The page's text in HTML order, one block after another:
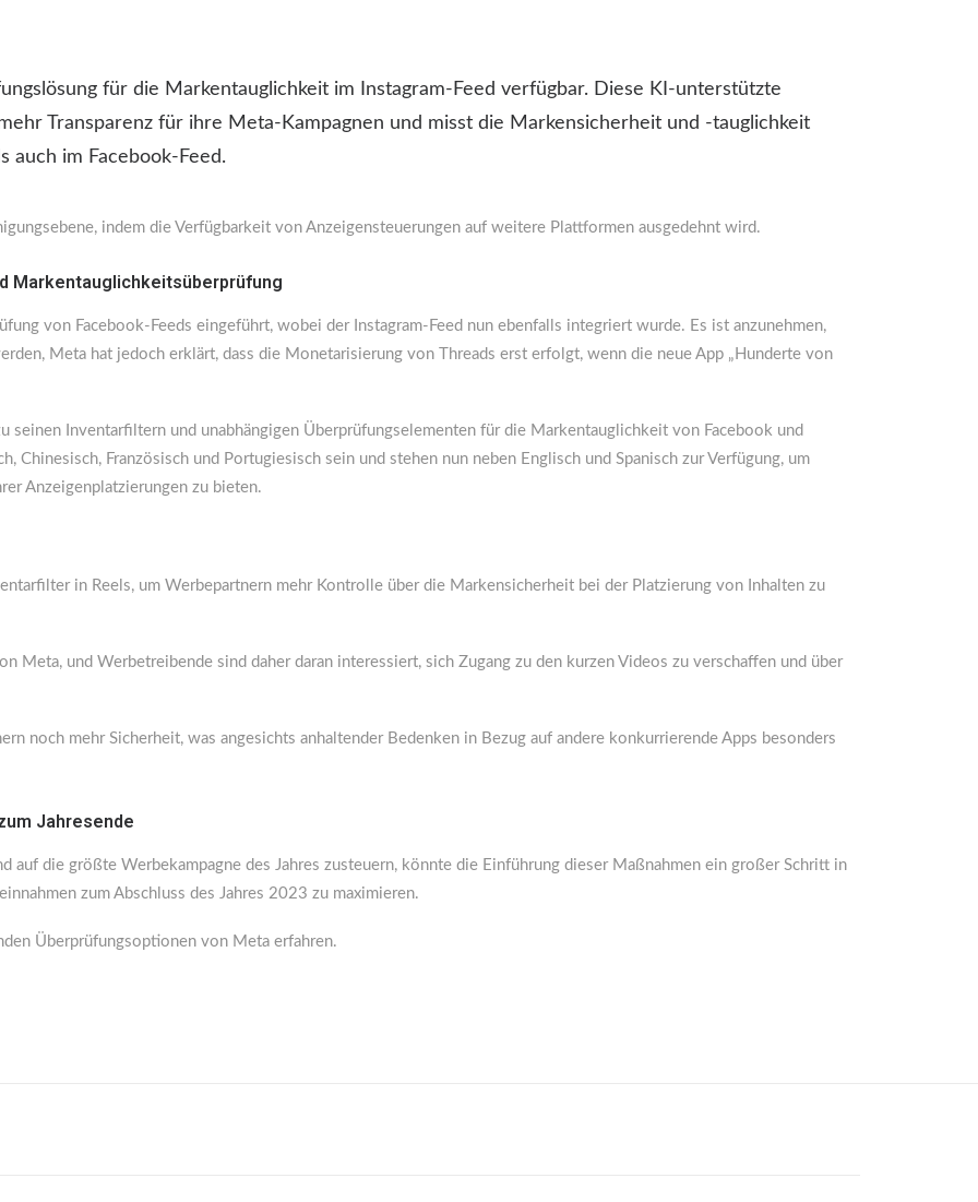
für die Markentauglichkeit im Instagram-Feed verfügbar. Diese KI-unterstützte
Transparenz für ihre Meta-Kampagnen und misst die Markensicherheit und -tauglichkeit
auch im Facebook-Feed.
indem die Verfügbarkeit von Anzeigensteuerungen auf weitere Plattformen ausgedehnt wird.
Markentauglichkeitsüberprüfung
von Facebook-Feeds eingeführt, wobei der Instagram-Feed nun ebenfalls integriert wurde. Es ist anzunehmen,
Meta hat jedoch erklärt, dass die Monetarisierung von Threads erst erfolgt, wenn die neue App „Hunderte von
seinen Inventarfiltern und unabhängigen Überprüfungselementen für die Markentauglichkeit von Facebook und
Chinesisch, Französisch und Portugiesisch sein und stehen nun neben Englisch und Spanisch zur Verfügung, um
Anzeigenplatzierungen zu bieten.
in Reels, um Werbepartnern mehr Kontrolle über die Markensicherheit bei der Platzierung von Inhalten zu
Meta, und Werbetreibende sind daher daran interessiert, sich Zugang zu den kurzen Videos zu verschaffen und über
noch mehr Sicherheit, was angesichts anhaltender Bedenken in Bezug auf andere konkurrierende Apps besonders
Jahresende
auf die größte Werbekampagne des Jahres zusteuern, könnte die Einführung dieser Maßnahmen ein großer Schritt in
zum Abschluss des Jahres 2023 zu maximieren.
Überprüfungsoptionen von Meta erfahren.